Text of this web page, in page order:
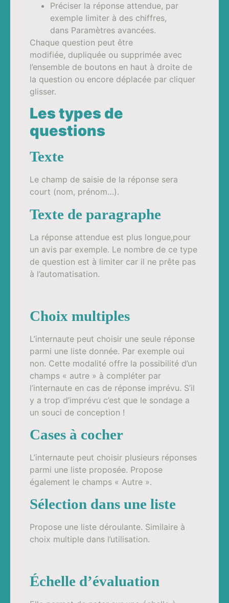
Préciser la réponse attendue, par
exemple limiter à des chiffres,
dans Paramètres avancées.
Chaque question peut être
modifiée, dupliquée ou supprimée avec
l’ensemble de boutons en haut à droite de
la question ou encore déplacée par cliquer
glisser.
Les types de
questions
Texte
Le champ de saisie de la réponse sera
court (nom, prénom…).
Texte de paragraphe
La réponse attendue est plus longue,pour
un avis par exemple. Le nombre de ce type
de question est à limiter car il ne prête pas
à l’automatisation.
Choix multiples
L’internaute peut choisir une seule réponse
parmi une liste donnée. Par exemple oui
non. Cette modalité offre la possibilité d’un
champs « autre » à compléter par
l’internaute en cas de réponse imprévu. S’il
y a trop d’imprévu c’est que le sondage a
un souci de conception !
Cases à cocher
L’internaute peut choisir plusieurs réponses
parmi une liste proposée. Propose
également le champs « Autre ».
Sélection dans une liste
Propose une liste déroulante. Similaire à
choix multiple dans l’utilisation.
Échelle d’évaluation